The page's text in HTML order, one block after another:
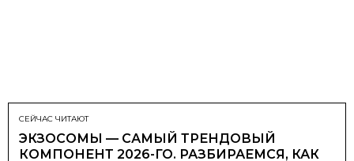
СЕЙЧАС ЧИТАЮТ
ЭКЗОСОМЫ — САМЫЙ ТРЕНДОВЫЙ
КОМПОНЕНТ 2026-ГО. РАЗБИРАЕМСЯ, КАК